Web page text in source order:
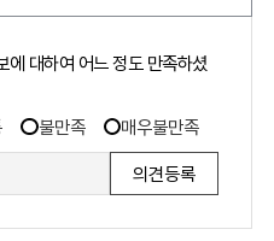
에 대하여 어느 정도 만족하셨
불만족 매우불만족